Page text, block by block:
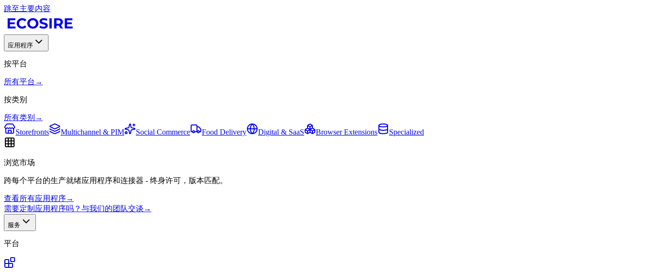
跳至主要内容
应用程序
按平台
所有平台 →
按类别
所有类别 →
Storefronts
Multichannel & PIM Social Commerce Food Delivery Digital & SaaS Browser Extensions Specialized
浏览市场
跨每个平台的生产就绪应用程序和连接器 - 终身许可，版本匹配。
查看所有应用程序→
需要定制应用程序吗？与我们的团队交谈 →
服务
平台